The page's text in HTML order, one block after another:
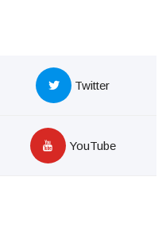
Twitter
YouTube